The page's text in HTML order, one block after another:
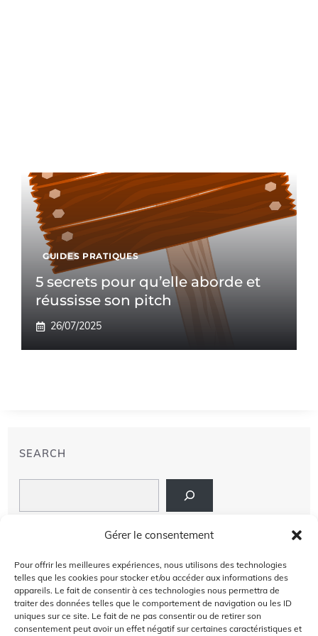
Gérer le consentement
Pour offrir les meilleures expériences, nous utilisons des technologies
telles que les cookies pour stocker et/ou accéder aux informations des
appareils. Le fait de consentir à ces technologies nous permettra de
traiter des données telles que le comportement de navigation ou les ID
uniques sur ce site. Le fait de ne pas consentir ou de retirer son
consentement peut avoir un effet négatif sur certaines caractéristiques et
GUIDES PRATIQUES
5 secrets pour qu’elle aborde et
réussisse son pitch
26/07/2025
SEARCH
À PROPOS DE NOUS
AVIS DE NON-RESPONSABILITÉ